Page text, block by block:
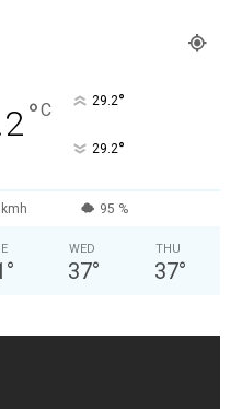
°C 29.2°
29.2°
95 %
°
WED
37°
THU
37°